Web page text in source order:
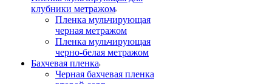
клубники метражом
Пленка мульчирующая
черная метражом
Пленка мульчирующая
черно-белая метражом
Бахчевая пленка
Черная бахчевая пленка